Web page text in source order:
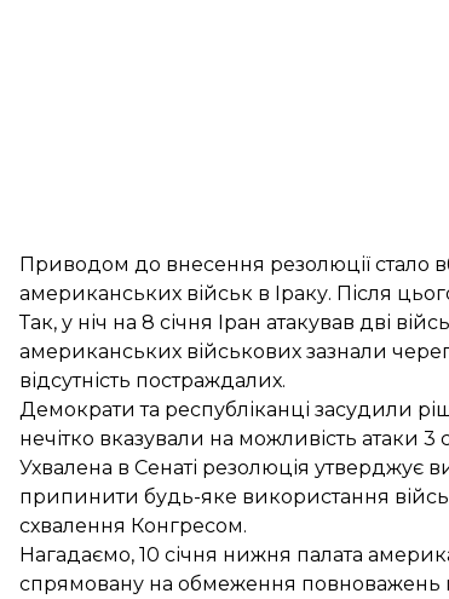
Приводом до внесення резолюції стало
американських військ в Іраку. Після
Так, у ніч на 8 січня Іран атакував дві
американських військових зазнали
відсутність постраждалих.
Демократи та республіканці засудили
нечітко вказували на можливість атаки
Ухвалена в Сенаті резолюція утверджує
припинити будь-яке використання
схвалення Конгресом.
Нагадаємо, 10 січня нижня палата
спрямовану на обмеження повноважень